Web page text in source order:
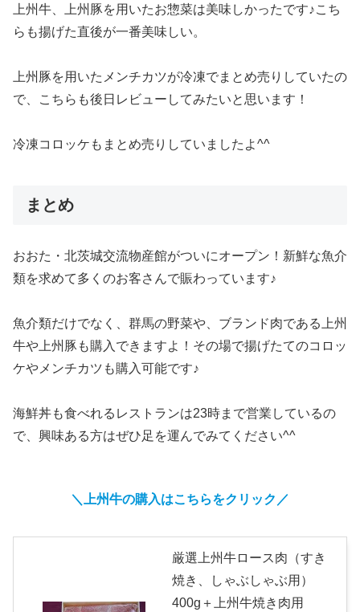
上州牛、上州豚を用いたお惣菜は美味しかったです♪こち
らも揚げた直後が一番美味しい。
上州豚を用いたメンチカツが冷凍でまとめ売りしていたの
で、こちらも後日レビューしてみたいと思います！
冷凍コロッケもまとめ売りしていましたよ^^
まとめ
おおた・北茨城交流物産館がついにオープン！新鮮な魚介
類を求めて多くのお客さんで賑わっています♪
魚介類だけでなく、群馬の野菜や、ブランド肉である上州
牛や上州豚も購入できますよ！その場で揚げたてのコロッ
ケやメンチカツも購入可能です♪
海鮮丼も食べれるレストランは23時まで営業しているの
で、興味ある方はぜひ足を運んでみてください^^
＼上州牛の購入はこちらをクリック／
厳選上州牛ロース肉（すき
焼き、しゃぶしゃぶ用）
400g＋上州牛焼き肉用